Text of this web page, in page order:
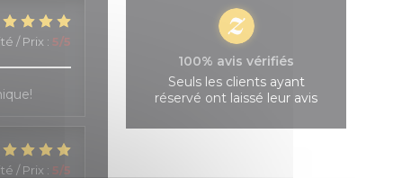
/ Prix : 5/5
/ Prix : 5/5
100% avis vérifiés
Seuls les clients ayant
réservé ont laissé leur avis